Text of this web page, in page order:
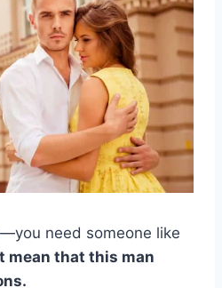
need someone like
mean that this man